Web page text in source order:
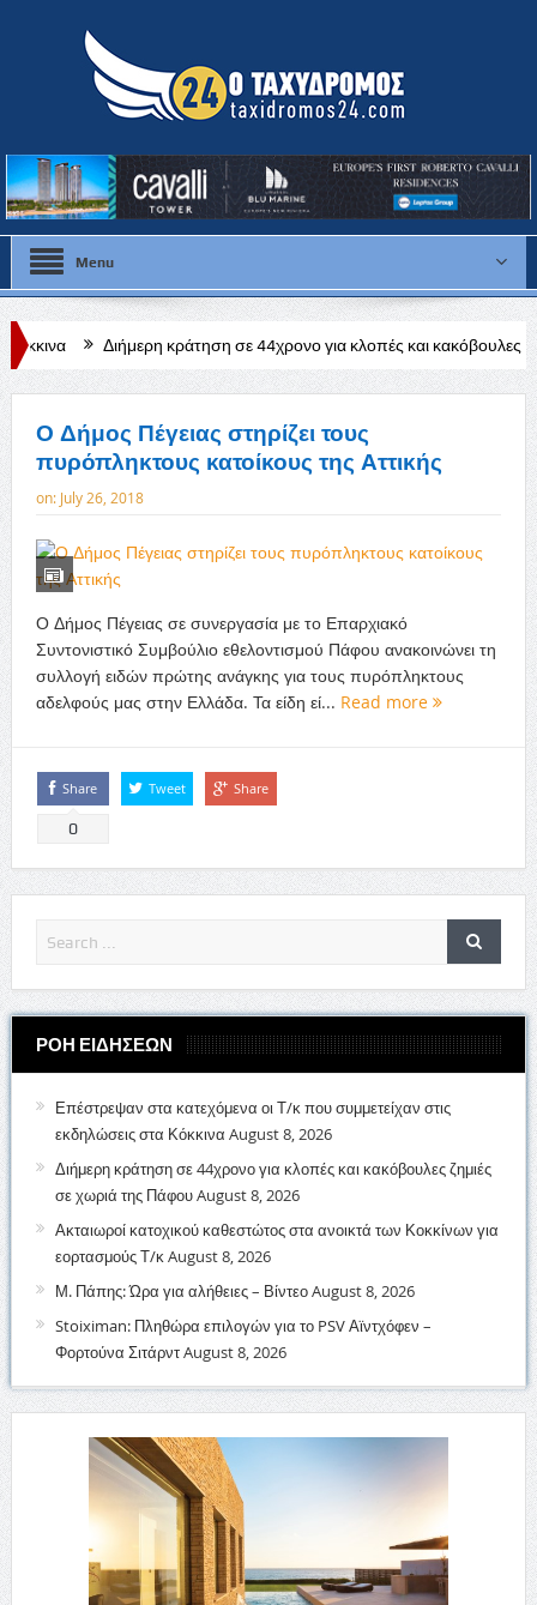
Menu
κράτηση σε 44χρονο για κλοπές και κακόβουλες ζημιές σε
Ο Δήμος Πέγειας στηρίζει τους
πυρόπληκτους κατοίκους της Αττικής
on: July 26, 2018
Ο Δήμος Πέγειας σε συνεργασία με το Επαρχιακό
Συντονιστικό Συμβούλιο εθελοντισμού Πάφου ανακοινώνει τη
συλλογή ειδών πρώτης ανάγκης για τους πυρόπληκτους
αδελφούς μας στην Ελλάδα. Τα είδη εί... Read more
Share
0
Tweet Share
ΡΟΗ ΕΙΔΗΣΕΩΝ
Επέστρεψαν στα κατεχόμενα οι Τ/κ που συμμετείχαν στις
εκδηλώσεις στα Κόκκινα August 8, 2026
Διήμερη κράτηση σε 44χρονο για κλοπές και κακόβουλες ζημιές
σε χωριά της ΠάφουAugust 8, 2026
Ακταιωροί κατοχικού καθεστώτος στα ανοικτά των Κοκκίνων για
εορτασμούς Τ/κAugust 8, 2026
Μ. Πάπης: Ώρα για αλήθειες – ΒίντεοAugust 8, 2026
Stoiximan: Πληθώρα επιλογών για το PSV Αϊντχόφεν –
Φορτούνα ΣιτάρντAugust 8, 2026